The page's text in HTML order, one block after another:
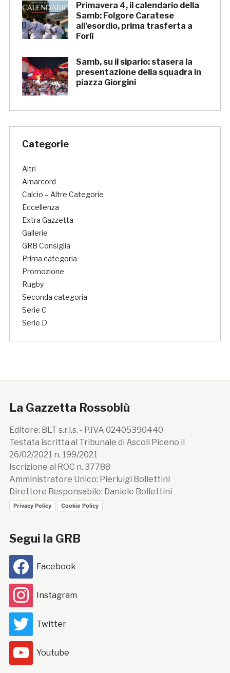
Primavera 4, il calendario della
Samb: Folgore Caratese
all’esordio, prima trasferta a
Forlì
Samb, su il sipario: stasera la
presentazione della squadra in
piazza Giorgini
Categorie
Altri
Amarcord
Calcio – Altre Categorie
Eccellenza
Extra Gazzetta
Gallerie
GRB Consiglia
Prima categoria
Promozione
Rugby
Seconda categoria
Serie C
Serie D
La Gazzetta Rossoblù
Editore: BLT s.r.l.s. - P.IVA 02405390440
Testata iscritta al Tribunale di Ascoli Piceno il
26/02/2021 n. 199/2021
Iscrizione al ROC n. 37788
Amministratore Unico: Pierluigi Bollettini
Direttore Responsabile: Daniele Bollettini
Privacy Policy Cookie Policy
Segui la GRB
Facebook
Instagram
Twitter
Youtube